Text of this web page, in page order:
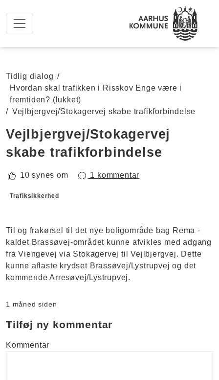
Tidlig dialog /
Hvordan skal trafikken i Risskov Enge være i
fremtiden? (lukket)
/ Vejlbjergvej/Stokagervej skabe trafikforbindelse
Vejlbjergvej/Stokagervej
skabe trafikforbindelse
10 synes om 1 kommentar
Forslagskategorier
Trafiksikkerhed
Til og frakørsel til det nye boligområde bag Rema -
kaldet Brassøvej-området kunne afvikles med adgang
fra Viengevej via Stokagervej til Vejlbjergvej. Dette
kunne aflaste krydset Brassøvej/Lystrupvej og det
kommende Arresøvej/Lystrupvej.
1 måned siden
Tilføj ny kommentar
Kommentar